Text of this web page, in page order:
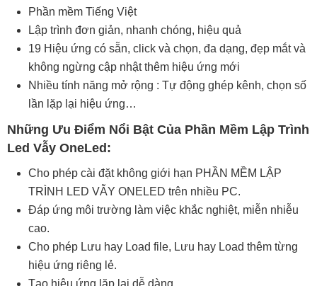
Phần mềm Tiếng Việt
Lập trình đơn giản, nhanh chóng, hiệu quả
19 Hiệu ứng có sẵn, click và chọn, đa dạng, đẹp mắt và
không ngừng cập nhật thêm hiệu ứng mới
Nhiều tính năng mở rộng : Tự động ghép kênh, chọn số
lần lặp lại hiệu ứng…
Những Ưu Điểm Nổi Bật Của Phần Mềm Lập Trình
Led Vẫy OneLed:
Cho phép cài đặt không giới hạn PHẦN MỀM LẬP
TRÌNH LED VẪY ONELED trên nhiều PC.
Đáp ứng môi trường làm việc khắc nghiệt, miễn nhiễu
cao.
Cho phép Lưu hay Load file, Lưu hay Load thêm từng
hiệu ứng riêng lẻ.
Tạo hiệu ứng lặp lại dễ dàng.